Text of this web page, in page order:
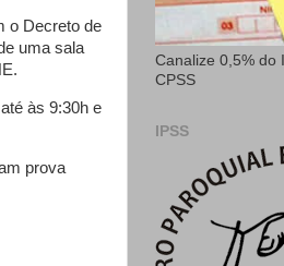
o Decreto de
uma sala
às 9:30h e
prova
Canalize 0,5% do
CPSS
IPSS